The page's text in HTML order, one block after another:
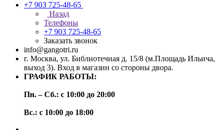
+7 903 725-48-65
Назад
Телефоны
+7 903 725-48-65
Заказать звонок
info@gangotri.ru
г. Москва, ул. Библиотечная д. 15/8 (м.Площадь Ильича,
выход 3). Вход в магазин со стороны двора.
ГРАФИК РАБОТЫ:
Пн. – Сб.: с 10:00 до 20:00
Вс.: с 10:00 до 18:00